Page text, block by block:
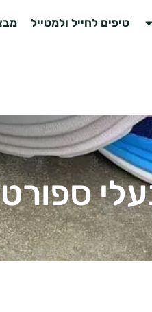
טיפים לחייל ולמטייל